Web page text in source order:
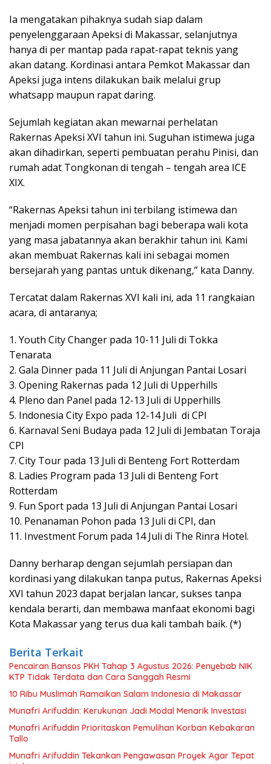
Ia mengatakan pihaknya sudah siap dalam
penyelenggaraan Apeksi di Makassar, selanjutnya
hanya di per mantap pada rapat-rapat teknis yang
akan datang. Kordinasi antara Pemkot Makassar dan
Apeksi juga intens dilakukan baik melalui grup
whatsapp maupun rapat daring.
Sejumlah kegiatan akan mewarnai perhelatan
Rakernas Apeksi XVI tahun ini. Suguhan istimewa juga
akan dihadirkan, seperti pembuatan perahu Pinisi, dan
rumah adat Tongkonan di tengah – tengah area ICE
XIX.
“Rakernas Apeksi tahun ini terbilang istimewa dan
menjadi momen perpisahan bagi beberapa wali kota
yang masa jabatannya akan berakhir tahun ini. Kami
akan membuat Rakernas kali ini sebagai momen
bersejarah yang pantas untuk dikenang,” kata Danny.
Tercatat dalam Rakernas XVI kali ini, ada 11 rangkaian
acara, di antaranya;
1. Youth City Changer pada 10-11 Juli di Tokka
Tenarata
2. Gala Dinner pada 11 Juli di Anjungan Pantai Losari
3. Opening Rakernas pada 12 Juli di Upperhills
4. Pleno dan Panel pada 12-13 Juli di Upperhills
5. Indonesia City Expo pada 12-14 Juli di CPI
6. Karnaval Seni Budaya pada 12 Juli di Jembatan Toraja
CPI
7. City Tour pada 13 Juli di Benteng Fort Rotterdam
8. Ladies Program pada 13 Juli di Benteng Fort
Rotterdam
9. Fun Sport pada 13 Juli di Anjungan Pantai Losari
10. Penanaman Pohon pada 13 Juli di CPI, dan
11. Investment Forum pada 14 Juli di The Rinra Hotel.
Danny berharap dengan sejumlah persiapan dan
kordinasi yang dilakukan tanpa putus, Rakernas Apeksi
XVI tahun 2023 dapat berjalan lancar, sukses tanpa
kendala berarti, dan membawa manfaat ekonomi bagi
Kota Makassar yang terus dua kali tambah baik. (*)
Berita Terkait
Pencairan Bansos PKH Tahap 3 Agustus 2026: Penyebab NIK
KTP Tidak Terdata dan Cara Sanggah Resmi
10 Ribu Muslimah Ramaikan Salam Indonesia di Makassar
Munafri Arifuddin: Kerukunan Jadi Modal Menarik Investasi
Munafri Arifuddin Prioritaskan Pemulihan Korban Kebakaran
Tallo
Munafri Arifuddin Tekankan Pengawasan Proyek Agar Tepat